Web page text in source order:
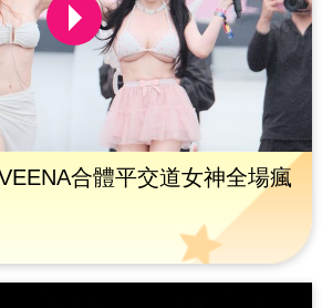
合體平交道女神全場瘋